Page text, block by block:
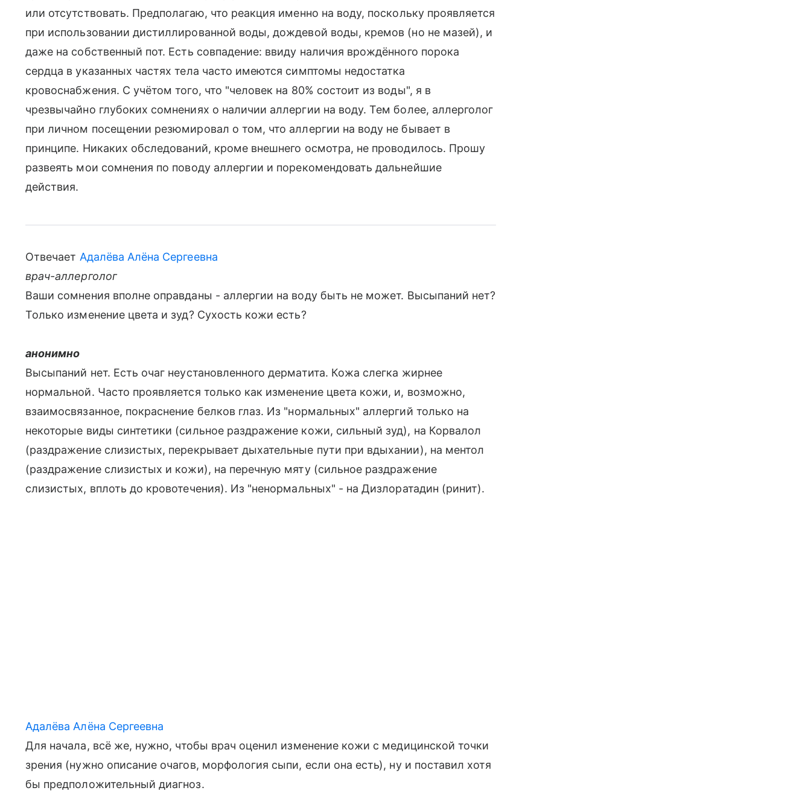
или отсутствовать. Предполагаю, что реакция именно на воду, поскольку проявляется
при использовании дистиллированной воды, дождевой воды, кремов (но не мазей), и
даже на собственный пот. Есть совпадение: ввиду наличия врождённого порока
сердца в указанных частях тела часто имеются симптомы недостатка
кровоснабжения. С учётом того, что "человек на 80% состоит из воды", я в
чрезвычайно глубоких сомнениях о наличии аллергии на воду. Тем более, аллерголог
при личном посещении резюмировал о том, что аллергии на воду не бывает в
принципе. Никаких обследований, кроме внешнего осмотра, не проводилось. Прошу
развеять мои сомнения по поводу аллергии и порекомендовать дальнейшие
действия.
Отвечает Адалёва Алёна Сергеевна
врач-аллерголог
Ваши сомнения вполне оправданы - аллергии на воду быть не может. Высыпаний нет?
Только изменение цвета и зуд? Сухость кожи есть?
анонимно
Высыпаний нет. Есть очаг неустановленного дерматита. Кожа слегка жирнее
нормальной. Часто проявляется только как изменение цвета кожи, и, возможно,
взаимосвязанное, покраснение белков глаз. Из "нормальных" аллергий только на
некоторые виды синтетики (сильное раздражение кожи, сильный зуд), на Корвалол
(раздражение слизистых, перекрывает дыхательные пути при вдыхании), на ментол
(раздражение слизистых и кожи), на перечную мяту (сильное раздражение
слизистых, вплоть до кровотечения). Из "ненормальных" - на Дизлоратадин (ринит).
Адалёва Алёна Сергеевна
Для начала, всё же, нужно, чтобы врач оценил изменение кожи с медицинской точки
зрения (нужно описание очагов, морфология сыпи, если она есть), ну и поставил хотя
бы предположительный диагноз.